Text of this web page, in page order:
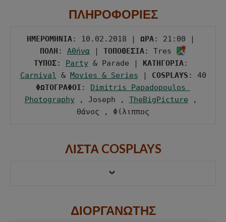
ΠΛΗΡΟΦΟΡΙΕΣ
ΗΜΕΡΟΜΗΝΙΑ: 10.02.2018 | ΩΡΑ
ΠΟΛΗ : Αθήνα | ΤΟΠΟΘΕΣΙΑ: Tres
ΤΥΠΟΣ: Party & Parade | ΚΑΤΗΓΟΡΙΑ
Carnival & Movies & Series COSPLAYS
ΦΩΤΟΓΡΑΦΟΙ :
Dimitris Papadopoulos
Photography , Joseph , TheBigPicture ,
Θάνος , Φίλιππος
ΛΙΣΤΑ COSPLAYS
ΔΙΟΡΓΑΝΩΤΗΣ